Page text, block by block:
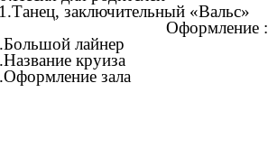
заключительный «Вальс»
:
лайнер
круиза
зала